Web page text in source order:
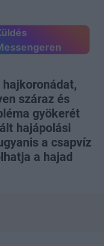
száraz és
gyökerét
hajápolási
a csapvíz
a hajad